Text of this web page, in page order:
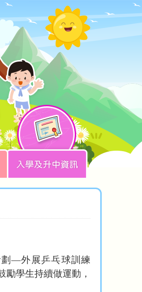
入學及升中資訊
—外展乒乓球訓練
勵學生持續做運動，